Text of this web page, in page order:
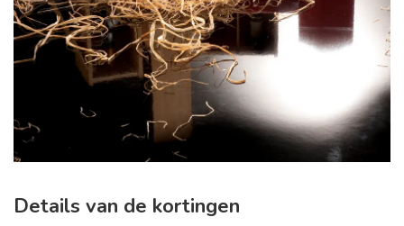
Details van de kortingen